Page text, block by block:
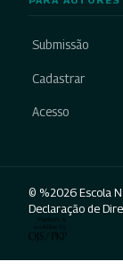
Submissão
Cadastrar
Acesso
© %2026 Escola
Declaração de